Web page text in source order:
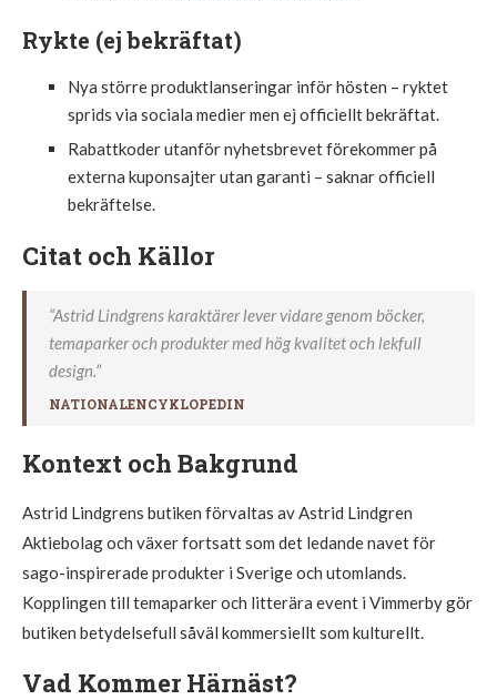
Rykte (ej bekräftat)
Nya större produktlanseringar inför hösten – ryktet
sprids via sociala medier men ej officiellt bekräftat.
Rabattkoder utanför nyhetsbrevet förekommer på
externa kuponsajter utan garanti – saknar officiell
bekräftelse.
Citat och Källor
“Astrid Lindgrens karaktärer lever vidare genom böcker,
temaparker och produkter med hög kvalitet och lekfull
design.”
NATIONALENCYKLOPEDIN
Kontext och Bakgrund
Astrid Lindgrens butiken förvaltas av Astrid Lindgren
Aktiebolag och växer fortsatt som det ledande navet för
sago-inspirerade produkter i Sverige och utomlands.
Kopplingen till temaparker och litterära event i Vimmerby gör
butiken betydelsefull såväl kommersiellt som kulturellt.
Vad Kommer Härnäst?